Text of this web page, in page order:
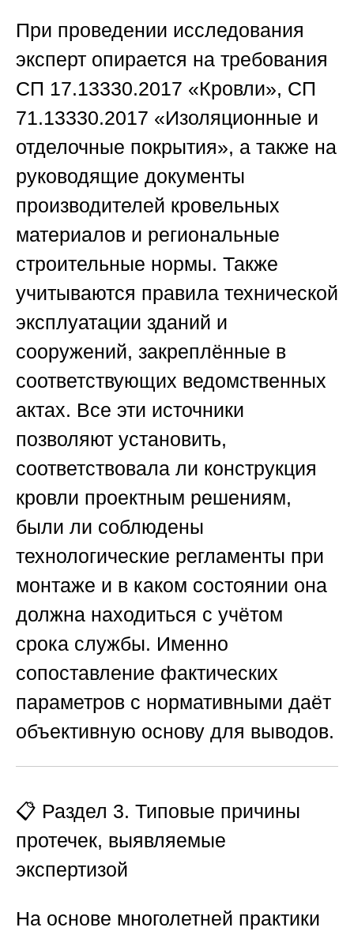
При проведении исследования
эксперт опирается на требования
СП 17.13330.2017 «Кровли», СП
71.13330.2017 «Изоляционные и
отделочные покрытия», а также на
руководящие документы
производителей кровельных
материалов и региональные
строительные нормы. Также
учитываются правила технической
эксплуатации зданий и
сооружений, закреплённые в
соответствующих ведомственных
актах. Все эти источники
позволяют установить,
соответствовала ли конструкция
кровли проектным решениям,
были ли соблюдены
технологические регламенты при
монтаже и в каком состоянии она
должна находиться с учётом
срока службы. Именно
сопоставление фактических
параметров с нормативными даёт
объективную основу для выводов.
📋 Раздел 3. Типовые причины
протечек, выявляемые
экспертизой
На основе многолетней практики